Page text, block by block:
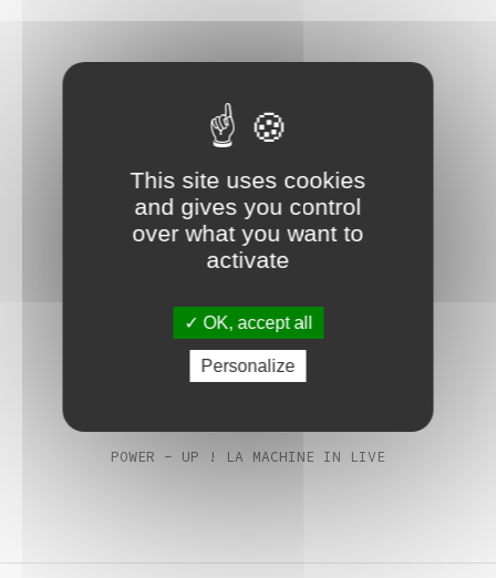
POWER - UP ! LA MACHINE IN LIVE
This site uses cookies
and gives you control
over what you want to
activate
OK, accept all
Personalize